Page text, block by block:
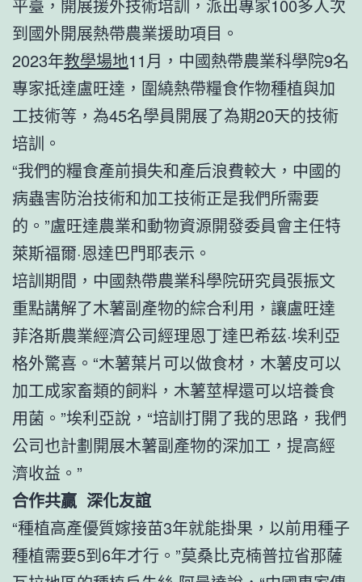
平臺，開展援外技術培訓，派出專家100多人次
到國外開展熱帶農業援助項目。
2023年教學場地11月，中國熱帶農業科學院9名
專家抵達盧旺達，圍繞熱帶糧食作物種植與加
工技術等，為45名學員開展了為期20天的技術
培訓。
“我們的糧食產前損失和產后浪費較大，中國的
病蟲害防治技術和加工技術正是我們所需要
的。”盧旺達農業和動物資源開發委員會主任特
萊斯福爾·恩達巴門耶表示。
培訓期間，中國熱帶農業科學院研究員張振文
重點講解了木薯副產物的綜合利用，讓盧旺達
菲洛斯農業經濟公司經理恩丁達巴希茲·埃利亞
格外驚喜。“木薯葉片可以做食材，木薯皮可以
加工成家畜類的飼料，木薯莖桿還可以培養食
用菌。”埃利亞說，“培訓打開了我的思路，我們
公司也計劃開展木薯副產物的深加工，提高經
濟收益。”
合作共贏 深化友誼
“種植高產優質嫁接苗3年就能掛果，以前用種子
種植需要5到6年才行。”莫桑比克楠普拉省那薩